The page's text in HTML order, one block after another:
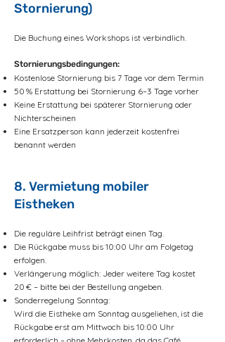
Stornierung)
Die Buchung eines Workshops ist verbindlich.
Stornierungsbedingungen:
Kostenlose Stornierung bis 7 Tage vor dem Termin
50 % Erstattung bei Stornierung 6–3 Tage vorher
Keine Erstattung bei späterer Stornierung oder
Nichterscheinen
Eine Ersatzperson kann jederzeit kostenfrei
benannt werden
8. Vermietung mobiler
Eistheken
Die reguläre Leihfrist beträgt einen Tag.
Die Rückgabe muss bis 10:00 Uhr am Folgetag
erfolgen.
Verlängerung möglich: Jeder weitere Tag kostet
20 € – bitte bei der Bestellung angeben.
Sonderregelung Sonntag:
Wird die Eistheke am Sonntag ausgeliehen, ist die
Rückgabe erst am Mittwoch bis 10:00 Uhr